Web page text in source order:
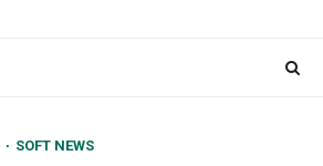
SOFT NEWS